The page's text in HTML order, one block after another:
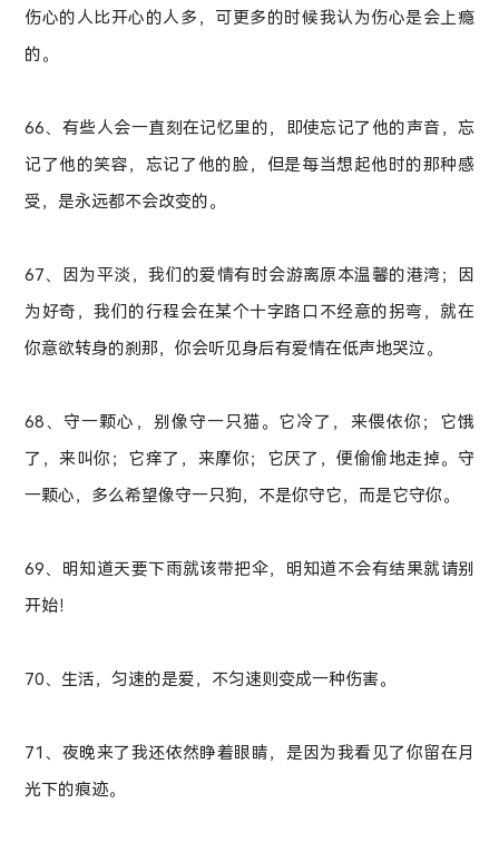
伤心的人比开心的人多，可更多的时候我认为伤心是会上瘾
的。
66、有些人会一直刻在记忆里的，即使忘记了他的声音，忘
记了他的笑容，忘记了他的脸，但是每当想起他时的那种感
受，是永远都不会改变的。
67、因为平淡，我们的爱情有时会游离原本温馨的港湾；因
为好奇，我们的行程会在某个十字路口不经意的拐弯，就在
你意欲转身的刹那，你会听见身后有爱情在低声地哭泣。
68、守一颗心，别像守一只猫。它冷了，来偎依你；它饿
了，来叫你；它痒了，来摩你；它厌了，便偷偷地走掉。守
一颗心，多么希望像守一只狗，不是你守它，而是它守你。
69、明知道天要下雨就该带把伞，明知道不会有结果就请别
开始！
70、生活，匀速的是爱，不匀速则变成一种伤害。
71、夜晚来了我还依然睁着眼睛，是因为我看见了你留在月
光下的痕迹。